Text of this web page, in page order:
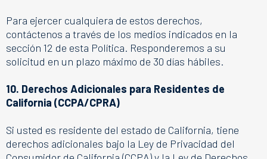
Para ejercer cualquiera de estos derechos,
contáctenos a través de los medios indicados en la
sección 12 de esta Política. Responderemos a su
solicitud en un plazo máximo de 30 días hábiles.
10. Derechos Adicionales para Residentes de
California (CCPA/CPRA)
Si usted es residente del estado de California, tiene
derechos adicionales bajo la Ley de Privacidad del